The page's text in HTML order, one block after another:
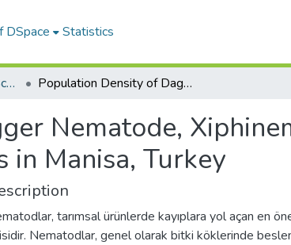
DSpace Statistics
The Journal of Graduate School of Natural and Applied Sciences of Mehmet Akif Ersoy University Population Density of Dagger Nematode, Xiphinema index (Dorylaimida: Longidoridae) in Vineyards in Manisa, Turkey
Nematode,
in Manisa, Turkey
tarımsal ürünlerde kayıplara yol açan en
Nematodlar, genel olarak bitki köklerinde